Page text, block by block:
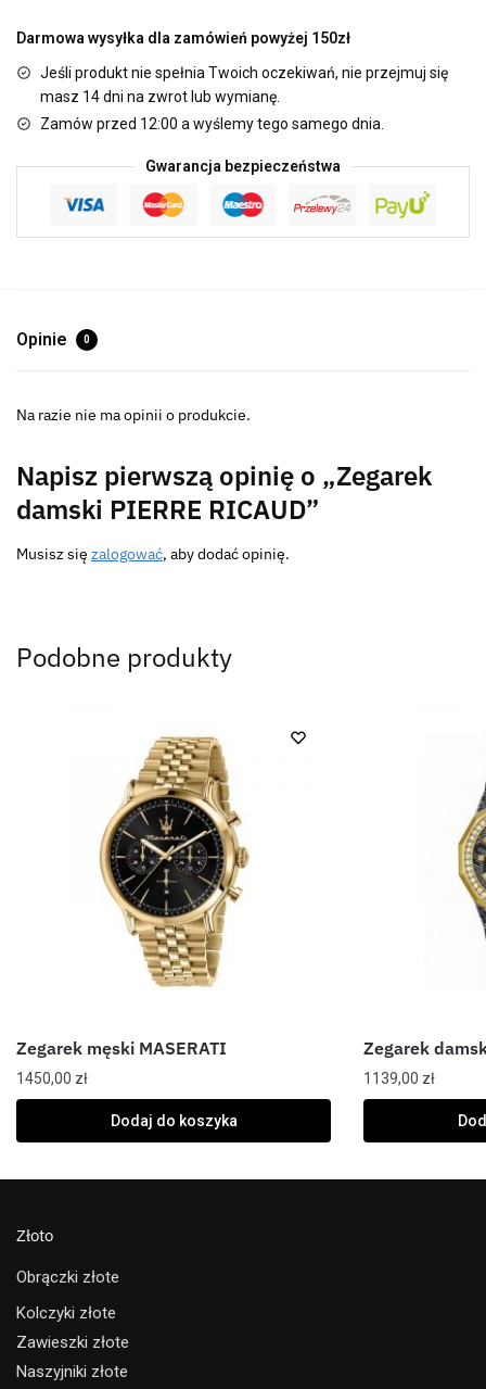
Darmowa wysyłka dla zamówień powyżej 150zł
Jeśli produkt nie spełnia Twoich oczekiwań, nie przejmuj się
masz 14 dni na zwrot lub wymianę.
Zamów przed 12:00 a wyślemy tego samego dnia.
Gwarancja bezpieczeństwa
Opinie 0
Na razie nie ma opinii o produkcie.
Napisz pierwszą opinię o „Zegarek
damski PIERRE RICAUD”
Musisz się zalogować, aby dodać opinię.
Podobne produkty
Zegarek męski MASERATI
1450,00 zł
Dodaj do koszyka
Zegarek
1139,00 zł
Złoto
Obrączki złote
Kolczyki złote
Zawieszki złote
Naszyjniki złote